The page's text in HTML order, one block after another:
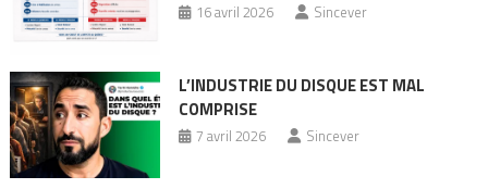
16 avril 2026 Sincever
L’INDUSTRIE DU DISQUE EST MAL
COMPRISE
7 avril 2026 Sincever